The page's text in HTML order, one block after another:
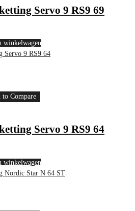
Servo 9 RS9 69
winkelwagen
to Compare
Servo 9 RS9 64
winkelwagen